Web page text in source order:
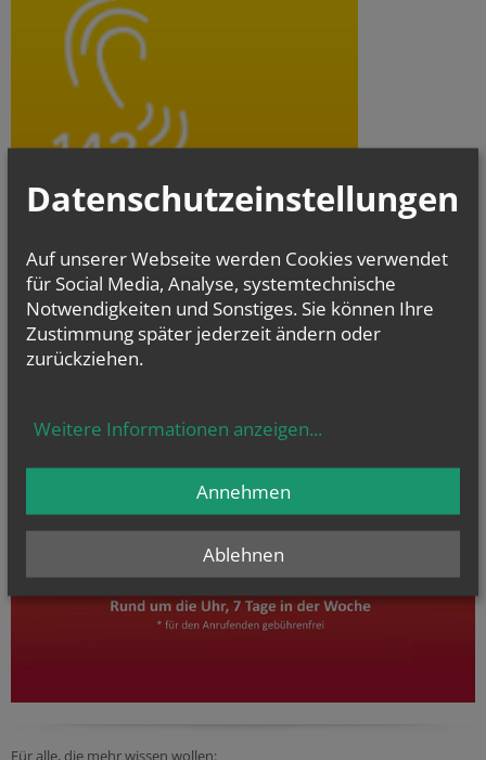
Datenschutzeinstellungen
Auf unserer Webseite werden Cookies verwendet
für Social Media, Analyse, systemtechnische
Notwendigkeiten und Sonstiges. Sie können Ihre
Zustimmung später jederzeit ändern oder
zurückziehen.
Weitere Informationen anzeigen...
Ablehnen
Annehmen